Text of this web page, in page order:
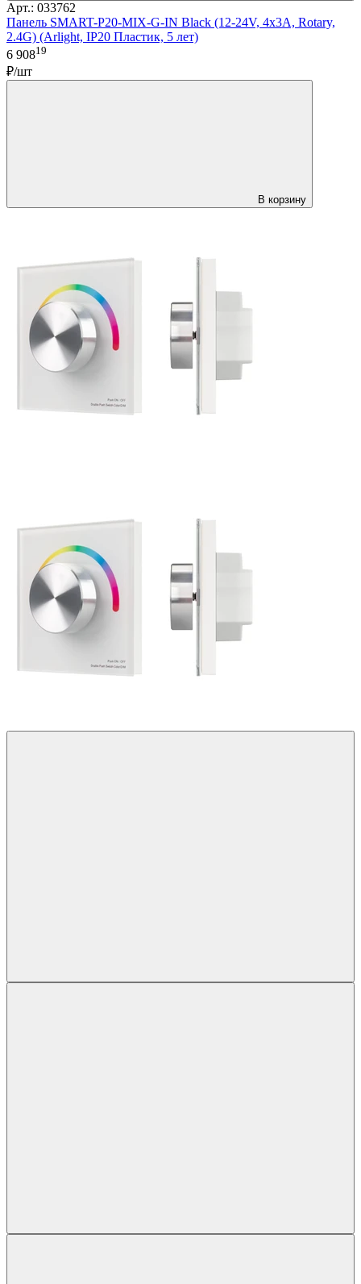
Арт.: 033762
Панель SMART-P20-MIX-G-IN Black (12-24V, 4x3A, Rotary,
2.4G) (Arlight, IP20 Пластик, 5 лет)
6 90819
₽/шт
В корзину